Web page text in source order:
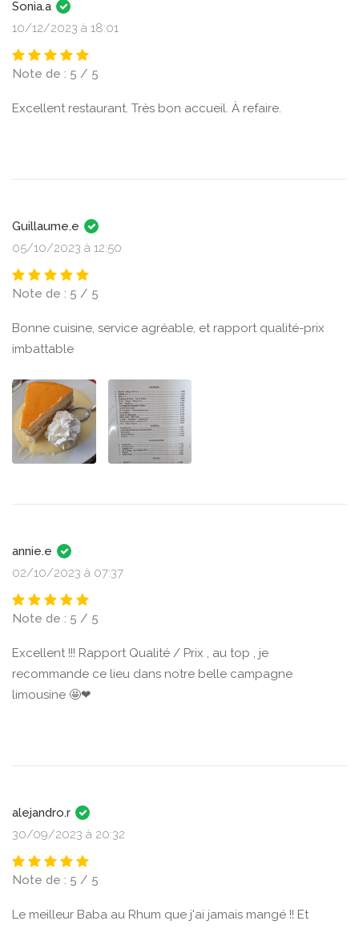
Sonia.a
10/12/2023 à 18:01
Note de : 5 / 5
Excellent restaurant. Très bon accueil. À refaire.
Guillaume.e
05/10/2023 à 12:50
Note de : 5 / 5
Bonne cuisine, service agréable, et rapport qualité-prix
imbattable
annie.e
02/10/2023 à 07:37
Note de : 5 / 5
Excellent !!! Rapport Qualité / Prix , au top , je
recommande ce lieu dans notre belle campagne
limousine 🤩❤
alejandro.r
30/09/2023 à 20:32
Note de : 5 / 5
Le meilleur Baba au Rhum que j'ai jamais mangé !! Et